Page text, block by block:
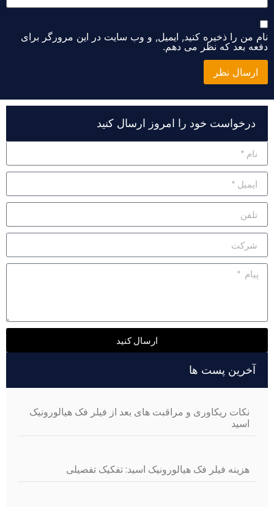
نام من را ذخیره کنید, ایمیل, و وب سایت در این مرورگر برای
دفعه بعد که نظر می دهم.
Alternative:
درخواست خود را امروز ارسال کنید
ارسال کنید
Alternative:
آخرین پست ها
نکات ریکاوری و مراقبت های بعد از فیلر فک هیالورونیک
اسید
هزینه فیلر فک هیالورونیک اسید: تفکیک تفصیلی